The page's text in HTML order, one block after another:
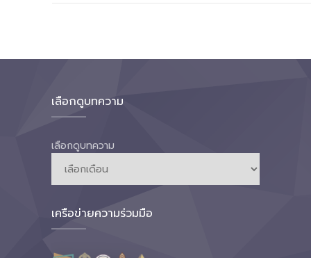
เลือกดูบทความ
เลือกดูบทความ
เครือข่ายความร่วมมือ